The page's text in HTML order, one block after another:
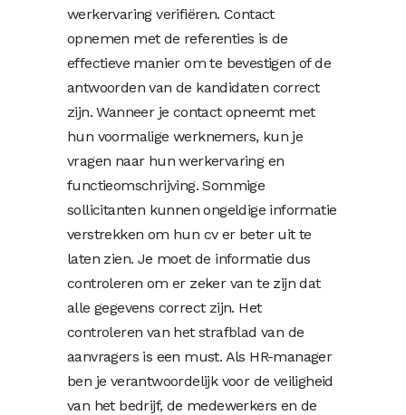
werkervaring verifiëren. Contact
opnemen met de referenties is de
effectieve manier om te bevestigen of de
antwoorden van de kandidaten correct
zijn. Wanneer je contact opneemt met
hun voormalige werknemers, kun je
vragen naar hun werkervaring en
functieomschrijving. Sommige
sollicitanten kunnen ongeldige informatie
verstrekken om hun cv er beter uit te
laten zien. Je moet de informatie dus
controleren om er zeker van te zijn dat
alle gegevens correct zijn. Het
controleren van het strafblad van de
aanvragers is een must. Als HR-manager
ben je verantwoordelijk voor de veiligheid
van het bedrijf, de medewerkers en de